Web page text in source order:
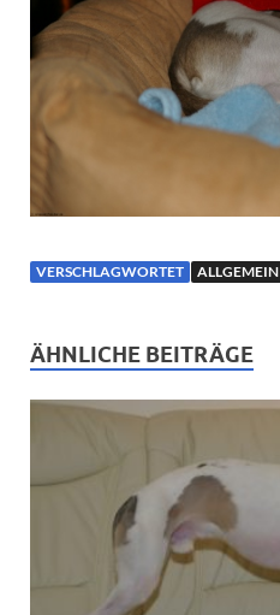
VERSCHLAGWORTET ALLGEMEIN
ÄHNLICHE BEITRÄGE